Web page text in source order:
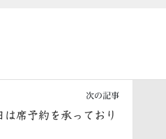
次の記事
は席予約を承っており